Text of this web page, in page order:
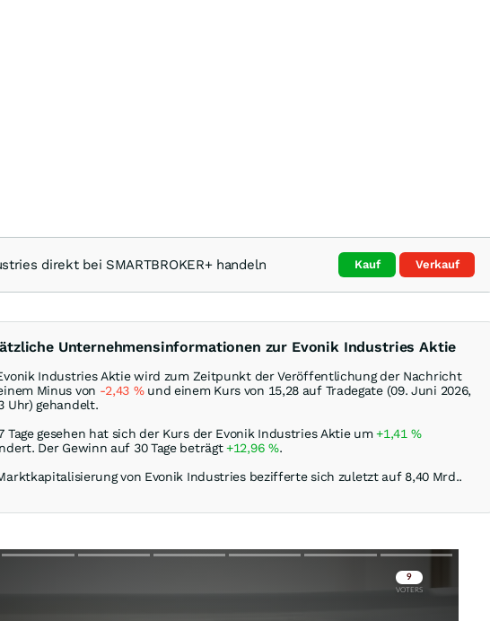
direkt bei SMARTBROKER+ handeln Kauf Verkauf
Unternehmensinformationen zur Evonik Industries Aktie
Industries Aktie wird zum Zeitpunkt der Veröffentlichung der Nachricht
Minus von -2,43 %und einem Kurs von 15,28 auf Tradegate (09. Juni 2026,
Uhr) gehandelt.
Tage gesehen hat sich der Kurs der Evonik Industries Aktie um+1,41%
Der Gewinn auf 30 Tage beträgt+12,96 %.
von Evonik Industries bezifferte sich zuletzt auf 8,40 Mrd..